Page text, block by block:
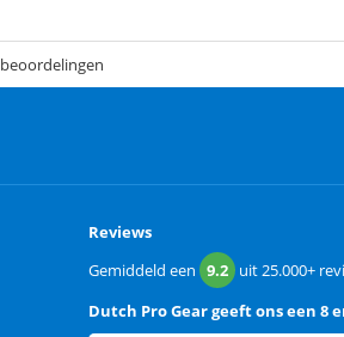
beoordelingen
Reviews
Gemiddeld een 9.2 uit25.000+
Dutch Pro Geargeeft ons een 8